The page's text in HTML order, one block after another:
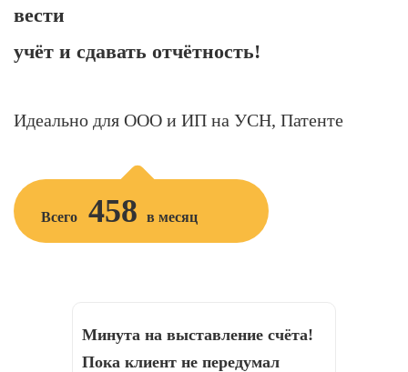
вести
учёт и сдавать отчётность!
Идеально для ООО и ИП на УСН, Патенте
Всего 458 в месяц
Минута на выставление счёта!
Пока клиент не передумал